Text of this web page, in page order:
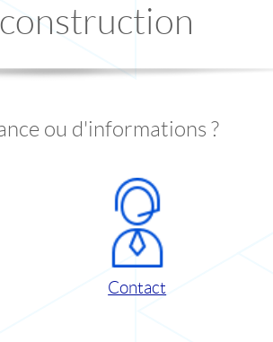
ou d'informations ?
Contact